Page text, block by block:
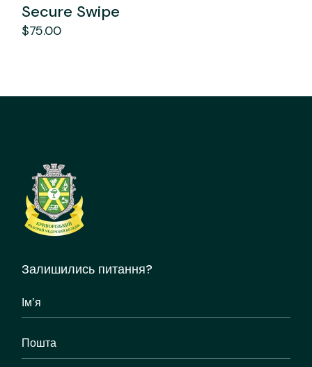
Secure Swipe
$75.00
Залишились питання?